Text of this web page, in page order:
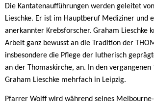
Die Kantatenaufführungen werden geleitet
Lieschke. Er ist im Hauptberuf Mediziner und
anerkannter Krebsforscher. Graham Lieschke
Arbeit ganz bewusst an die Tradition der
insbesondere die Pflege der lutherisch
an der Thomaskirche, an. In den vergangenen
Graham Lieschke mehrfach in Leipzig.
Pfarrer Wolff wird während seines